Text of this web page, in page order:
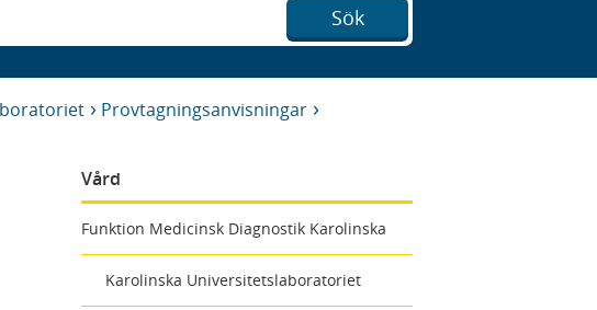
Sök
Provtagningsanvisningar
Vård
Funktion Medicinsk Diagnostik Karolinska
Karolinska Universitetslaboratoriet